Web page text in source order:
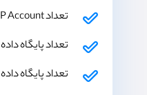
تعداد FTP Account: نامحدود
تعداد پایگاه داده MSSQL 2017: نامحدود
تعداد پایگاه داده MySQL 5.7: نامحدود